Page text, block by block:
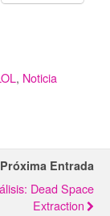
, Noticia
Próxima Entrada
Dead Space
Extraction